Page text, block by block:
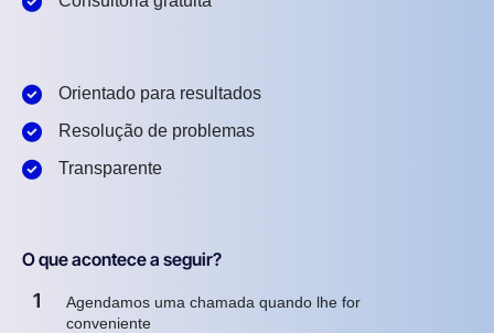
Orientado para resultados
Resolução de problemas
Transparente
O que acontece a seguir?
1
Agendamos uma chamada quando lhe for
conveniente